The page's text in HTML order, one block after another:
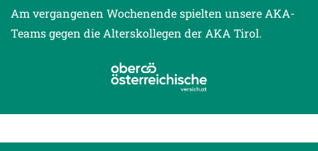
Am vergangenen Wochenende spielten unsere AKA-
Teams gegen die Alterskollegen der AKA Tirol.